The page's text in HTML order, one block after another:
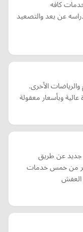
خدمات كافه
عن بعد والتصعيد
والرياضات الأخرى.
وبأسعار معقولة
عن طريق
أكثر من خمس خدمات
العفش